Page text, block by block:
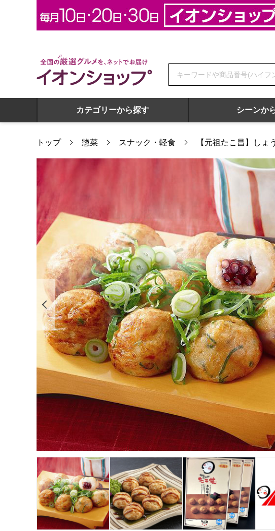
全国の厳選グルメを、ネットでお届け イオンショップ
カテゴリーから探す シーンか
トップ 惣菜 スナック・軽食 【元祖たこ昌】しょ
【元祖たこ昌】しょう油味たこ焼 14個×3箱 (L3654)【サクワ】【直送】
前の画像を表示する